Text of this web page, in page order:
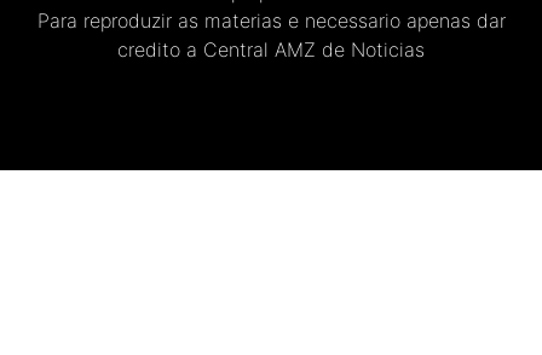
Para reproduzir as materias e necessario apenas dar
credito a Central AMZ de Noticias